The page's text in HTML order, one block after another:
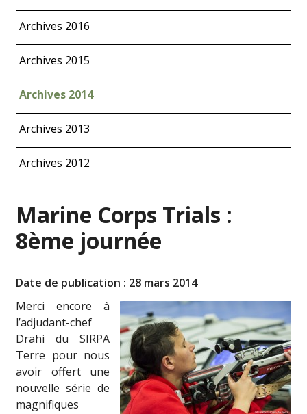
Archives 2016
Archives 2015
Archives 2014
Archives 2013
Archives 2012
Marine Corps Trials :
8ème journée
Date de publication : 28 mars 2014
Merci encore à
l’adjudant-chef
Drahi du SIRPA
Terre pour nous
avoir offert une
nouvelle série de
magnifiques